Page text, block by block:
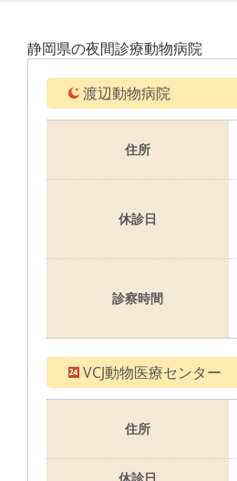
静岡県の夜間診療動物病院
渡辺動物病院
住所
休診日
診察時間
VCJ動物医療センター
住所